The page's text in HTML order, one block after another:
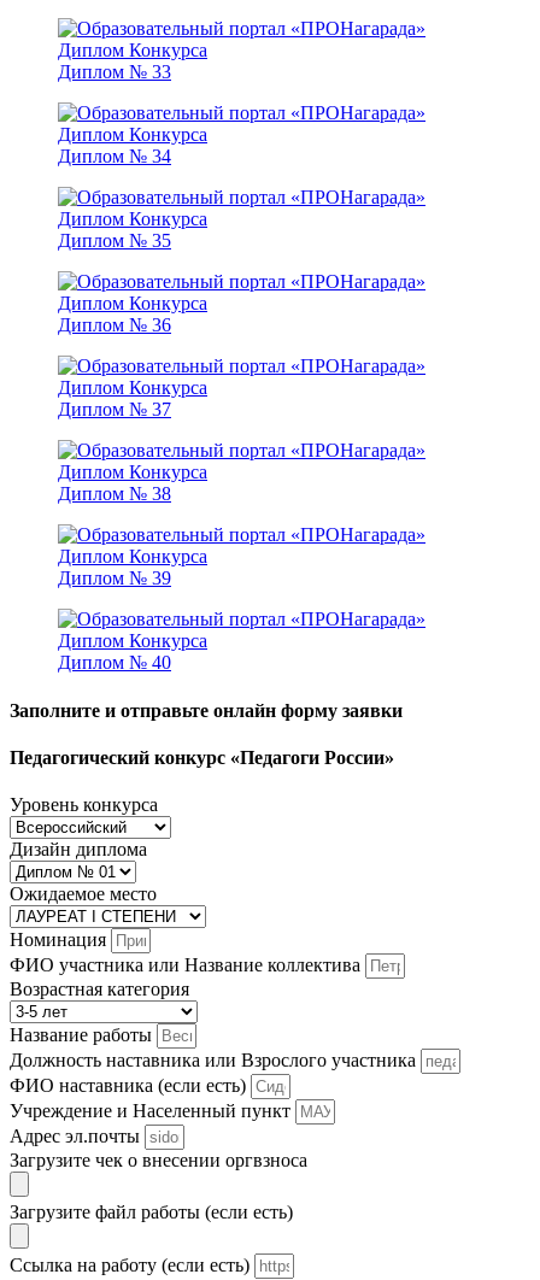
Диплом № 33
Диплом № 34
Диплом № 35
Диплом № 36
Диплом № 37
Диплом № 38
Диплом № 39
Диплом № 40
Заполните и отправьте онлайн форму заявки
Педагогический конкурс «Педагоги России»
Уровень конкурса
Дизайн диплома
Ожидаемое место
Номинация
ФИО участника или Название коллектива
Возрастная категория
Название работы
Должность наставника или Взрослого участника
ФИО наставника (если есть)
Учреждение и Населенный пункт
Адрес эл.почты
Загрузите чек о внесении оргвзноса
Загрузите файл работы (если есть)
Ссылка на работу (если есть)